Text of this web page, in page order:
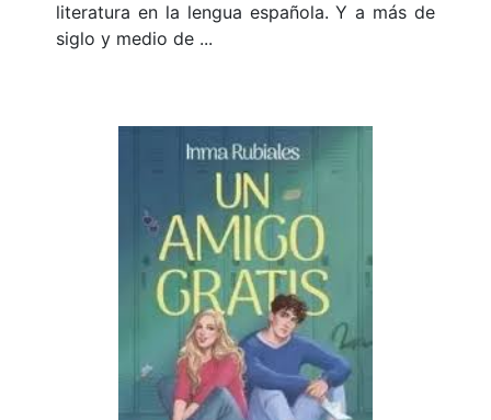
literatura en la lengua española. Y a más de
siglo y medio de ...